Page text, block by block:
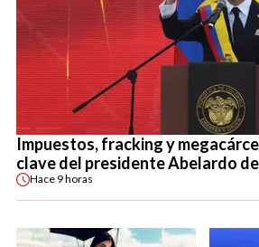
Impuestos, fracking y
clave del presidente Abelardo
Hace 9 horas